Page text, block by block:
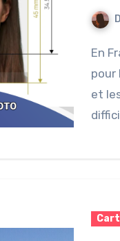
En France, les photos d’identité sont obligatoires
pour
et